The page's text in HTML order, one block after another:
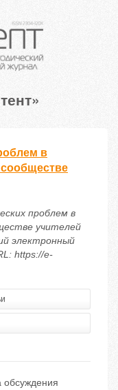
в
проблем в
учителей
электронный
https://e-
обсуждения